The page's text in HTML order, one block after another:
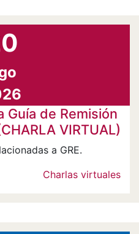
Guía de Remisión
VIRTUAL)
a GRE.
Charlas virtuales